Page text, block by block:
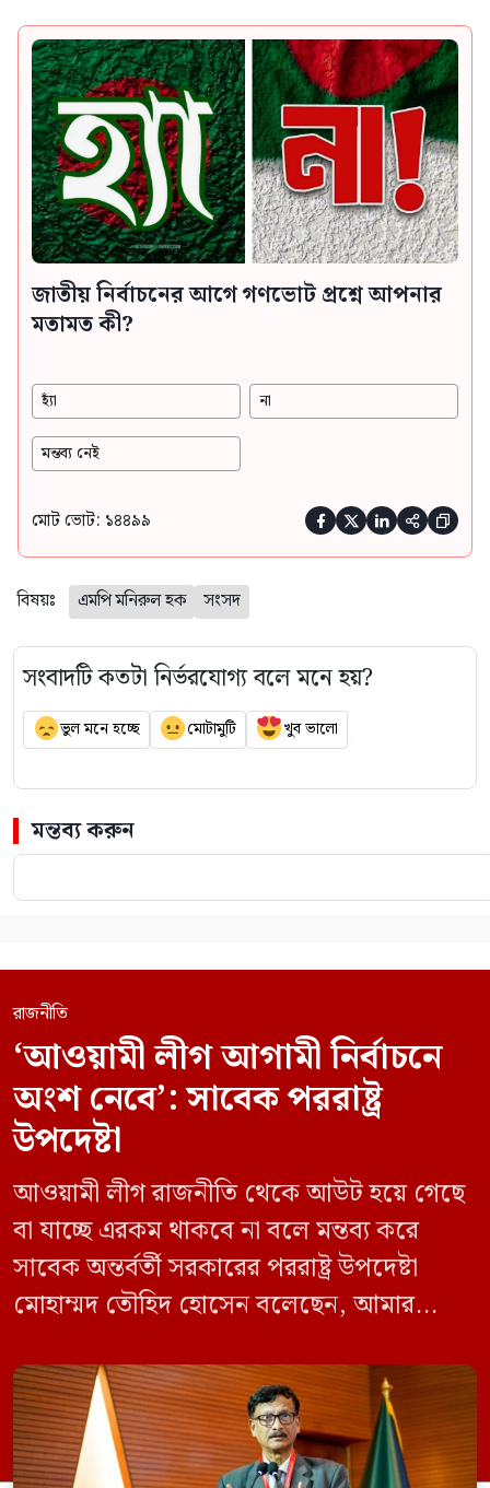
জাতীয় নির্বাচনের আগে গণভোট প্রশ্নে আপনার
মতামত কী?
হ্যাঁ না
মন্তব্য নেই
মোট ভোট: ১৪৪৯৯     
বিষয়ঃ এমপি মনিরুল হক সংসদ
সংবাদটি কতটা নির্ভরযোগ্য বলে মনে হয়?
ভুল মনে হচ্ছে মোটামুটি খুব ভালো
মন্তব্য করুন
রাজনীতি
‘আওয়ামী লীগ আগামী নির্বাচনে
অংশ নেবে’: সাবেক পররাষ্ট্র
উপদেষ্টা
আওয়ামী লীগ রাজনীতি থেকে আউট হয়ে গেছে
বা যাচ্ছে এরকম থাকবে না বলে মন্তব্য করে
সাবেক অন্তর্বর্তী সরকারের পররাষ্ট্র উপদেষ্টা
মোহাম্মদ তৌহিদ হোসেন বলেছেন, আমার
নির্বাচনে অংশ নেবে। সম্প্রতি দেশের একটি
বেসরকারি টেলিভিশনে দেয়া সাক্ষাৎকারে তিনি
এসব কথা বলেন। আওয়ামী লীগ সরকারের সময়